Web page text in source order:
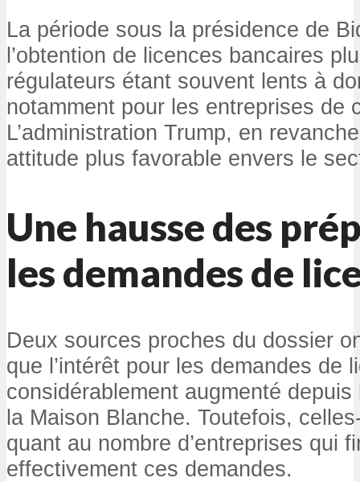
La période sous la présidence de
l’obtention de licences bancaires
régulateurs étant souvent lents à
notamment pour les entreprises de
L’administration Trump, en
attitude plus favorable envers le
Une hausse des
les demandes de
Deux sources proches du dossier
que l’intérêt pour les demandes de
considérablement augmenté
la Maison Blanche. Toutefois,
quant au nombre d’entreprises qui
effectivement ces demandes.